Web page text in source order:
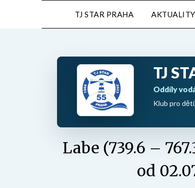
TJ STAR PRAHA AKTUALITY
TJ
Oddíly
Klub pro
Labe (739.6 –
od